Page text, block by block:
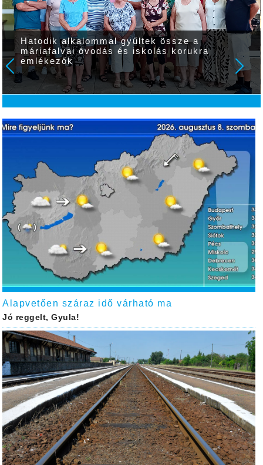
Hatodik alkalommal gyűltek össze a
máriafalvai óvodás és iskolás korukra
emlékezők
Alapvetően száraz idő várható ma
Jó reggelt, Gyula!